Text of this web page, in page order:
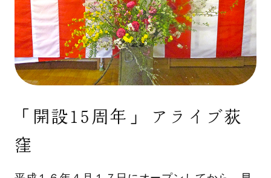
「開設15周年」 アライブ荻
窪